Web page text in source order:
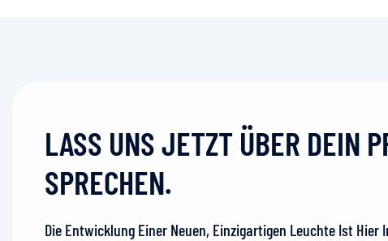
LASS UNS JETZT ÜBER DEIN
SPRECHEN.
Die Entwicklung Einer Neuen, Einzigartigen Leuchte Ist Hier